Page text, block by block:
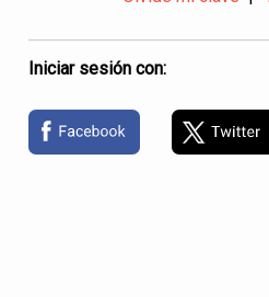
Iniciar sesión con: